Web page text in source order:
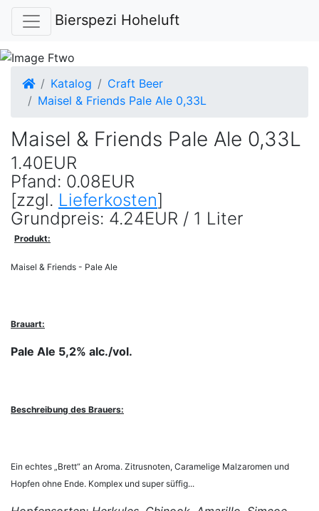
Bierspezi Hoheluft
Startseite
Katalog
Craft Beer
Maisel & Friends Pale Ale 0,33L
Maisel & Friends Pale Ale 0,33L
1.40EUR
Pfand: 0.08EUR
[zzgl. Lieferkosten]
Grundpreis: 4.24EUR / 1 Liter
Produkt:
Maisel & Friends - Pale Ale
Brauart:
Pale Ale 5,2% alc./vol.
Beschreibung des Brauers:
Ein echtes „Brett“ an Aroma. Zitrusnoten, Caramelige Malzaromen und
Hopfen ohne Ende. Komplex und super süffig...